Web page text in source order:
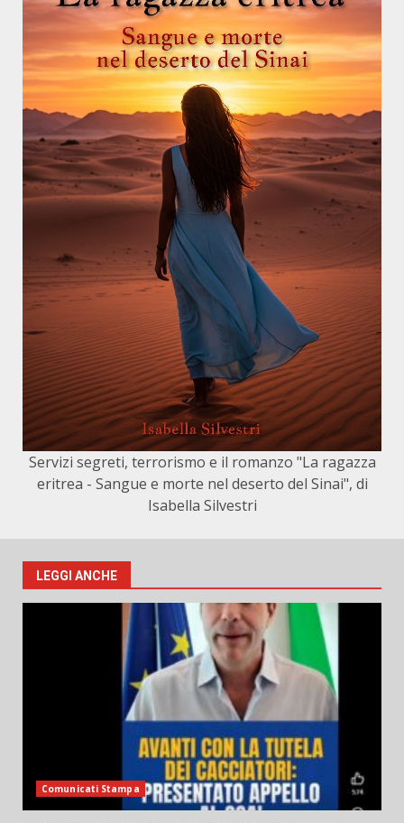
Servizi segreti, terrorismo e il romanzo "La ragazza
eritrea - Sangue e morte nel deserto del Sinai", di
Isabella Silvestri
LEGGI ANCHE
Comunicati Stampa